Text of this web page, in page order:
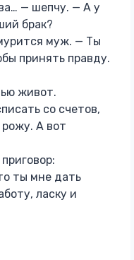
— шепчу. — А у
брак?
муж. — Ты
принять правду.
живот.
со счетов,
А вот
ты мне дать
ласку и